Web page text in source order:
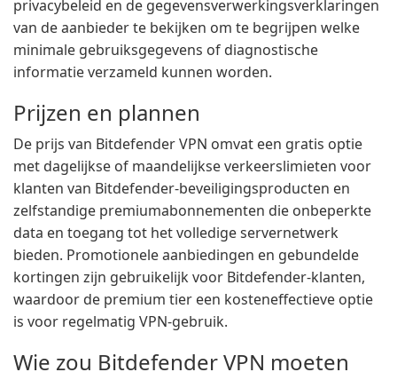
privacybeleid en de gegevensverwerkingsverklaringen
van de aanbieder te bekijken om te begrijpen welke
minimale gebruiksgegevens of diagnostische
informatie verzameld kunnen worden.
Prijzen en plannen
De prijs van Bitdefender VPN omvat een gratis optie
met dagelijkse of maandelijkse verkeerslimieten voor
klanten van Bitdefender-beveiligingsproducten en
zelfstandige premiumabonnementen die onbeperkte
data en toegang tot het volledige servernetwerk
bieden. Promotionele aanbiedingen en gebundelde
kortingen zijn gebruikelijk voor Bitdefender-klanten,
waardoor de premium tier een kosteneffectieve optie
is voor regelmatig VPN-gebruik.
Wie zou Bitdefender VPN moeten